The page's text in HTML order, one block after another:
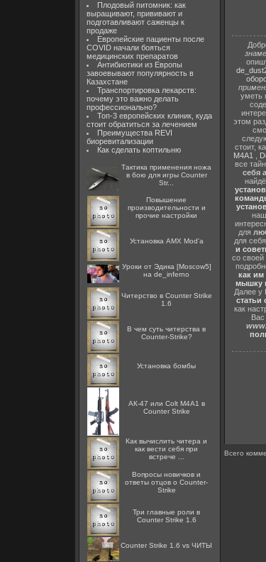
Плодовый питомник: как
выращивают, прививают и
подготавливают саженцы к
продаже
Европейские пациенты после
COVID начали бояться
медицинских препаратов
Антибиотики из Европы
завоевывают популярность в
Казахстане
Транспортировка лекарств:
почему это важно делать
профессионально?
Топ-3 европейских клиник, куда
стоит обратиться за лечением
Преимущества REVI
биоревитализации
Как сделать коптильню
Тактика применения ножа
в бою для игры Counter
Str...
Повышение
производительности и
прочие настройки
Установка AMX Mod'a
Уроки от Эдика [Moscow5]
на de_inferno
Читерство в Counter Strike
1.6
В чем суть читерства в
Counter-Strike?
Установка бомбы
АК-47 или Colt M4A1 в
Counter Strike
Как вычислить читера и
как вести себя при
встрече ...
Вопросы новичков и
ответы отцов о Counter-
Strike
Три главные роли в
Counter Strike 1.6
Counter Strike 1.6 vs ЧИТЫ
уметь
этом
стоит,
M4A1
все
себя
для
для
и
со своей
как им
мышку
Далее у
статьи
как
Вас
Всего